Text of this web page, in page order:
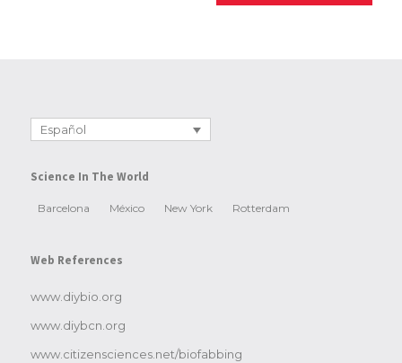
Español
Science In The World
Barcelona México New York Rotterdam
Web References
www.diybio.org
www.diybcn.org
www.citizensciences.net/biofabbing